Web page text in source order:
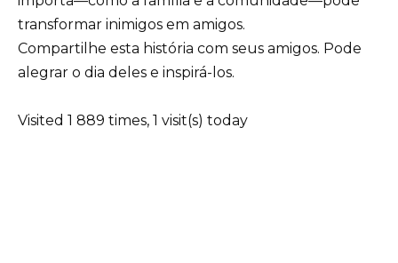
transformar inimigos em amigos.
Compartilhe esta história com seus amigos. Pode
alegrar o dia deles e inspirá-los.
Visited 1 889 times, 1 visit(s) today